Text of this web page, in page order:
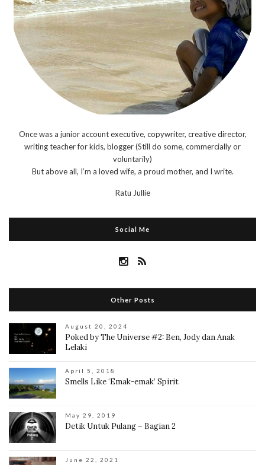
Once was a junior account executive, copywriter, creative director,
writing teacher for kids, blogger (Still do some, commercially or
voluntarily)
But above all, I’m a loved wife, a proud mother, and I write.
Ratu Jullie
Social Me
Other Posts
August 20, 2024
Poked by The Universe #2: Ben, Jody dan Anak
Lelaki
April 5, 2018
Smells Like ‘Emak-emak’ Spirit
May 29, 2019
Detik Untuk Pulang – Bagian 2
June 22, 2021